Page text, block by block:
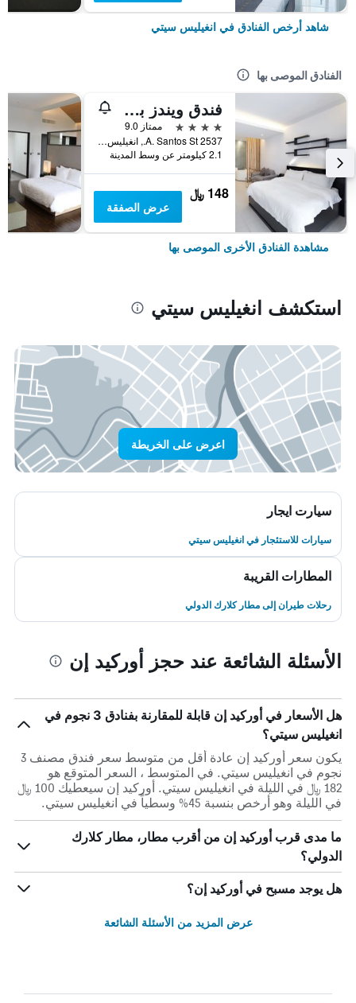
شاهد أرخص الفنادق في انغيليس سيتي
الفنادق الموصى بها
فندق ويندز بوتيك
4 نجوم
ممتاز 9.0
2537 A. Santos St., انغيليس سيتي, الفلبين
2.1 كيلومتر عن وسط المدينة
148 ﷼
عرض الصفقة
مشاهدة الفنادق الأخرى الموصى بها
استكشف انغيليس سيتي
اعرض على الخريطة
سيارت ايجار
سيارات للاستئجار في انغيليس سيتي
المطارات القريبة
رحلات طيران إلى مطار كلارك الدولي
الأسئلة الشائعة عند حجز أوركيد إن
هل الأسعار في أوركيد إن قابلة للمقارنة بفنادق 3 نجوم في
انغيليس سيتي؟
يكون سعر أوركيد إن عادة أقل من متوسط ​​سعر فندق مصنف 3
نجوم في انغيليس سيتي. في المتوسط ، السعر المتوقع هو
182 ﷼ في الليلة في انغيليس سيتي. أوركيد إن سيعطيك 100 ﷼
في الليلة وهو أرخص بنسبة 45% وسطياً في انغيليس سيتي.
ما مدى قرب أوركيد إن من أقرب مطار، مطار كلارك
الدولي؟
هل يوجد مسبح في أوركيد إن؟
عرض المزيد من الأسئلة الشائعة